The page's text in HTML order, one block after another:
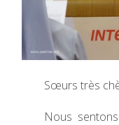
Sœurs très
Nous